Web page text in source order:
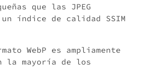
que las JPEG
un índice de calidad SSIM
WebP es ampliamente
la mayoría de los